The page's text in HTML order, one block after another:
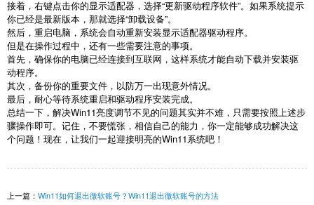
接着，右键点击你的显示适配器，选择“更新驱动程序软件”。如果系统提示
你已经是最新版本，那就选择“卸载设备”。
然后，重启电脑，系统会自动重新安装显示适配器驱动程序。
但是在操作过程中，还有一些需要注意的事项。
首先，确保你的电脑已经连接到互联网，这样系统才能自动下载并安装驱
动程序。
其次，备份你的重要文件，以防万一出现意外情况。
最后，耐心等待系统重启和驱动程序安装完成。
总结一下，解决Win11亮度调节不见的问题其实并不难，只需要按照上述步
骤操作即可。记住，不要慌张，相信自己的能力，你一定能够成功解决这
个问题！现在，让我们一起迎接明亮的Win11系统吧！
上一篇： Win11如何退出微软账号？Win11退出微软账号的方法